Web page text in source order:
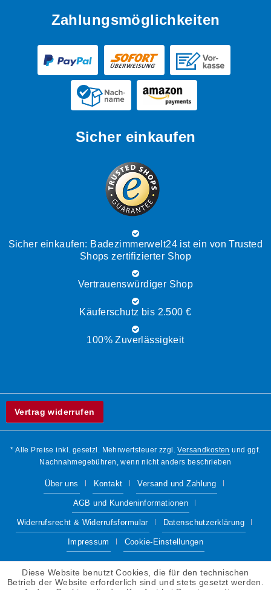
Zahlungsmöglichkeiten
Sicher einkaufen
Sicher einkaufen: Badezimmerwelt24 ist ein von Trusted
Shops zertifizierter Shop
Vertrauenswürdiger Shop
Käuferschutz bis 2.500 €
100% Zuverlässigkeit
Vertrag widerrufen
* Alle Preise inkl. gesetzl. Mehrwertsteuer zzgl.Versandkosten und ggf.
Nachnahmegebühren, wenn nicht anders beschrieben
Über uns Kontakt Versand und Zahlung
AGB und Kundeninformationen
Widerrufsrecht & Widerrufsformular Datenschutzerklärung
Impressum Cookie-Einstellungen
Diese Website benutzt Cookies, die für den technischen
Betrieb der Website erforderlich sind und stets gesetzt werden.